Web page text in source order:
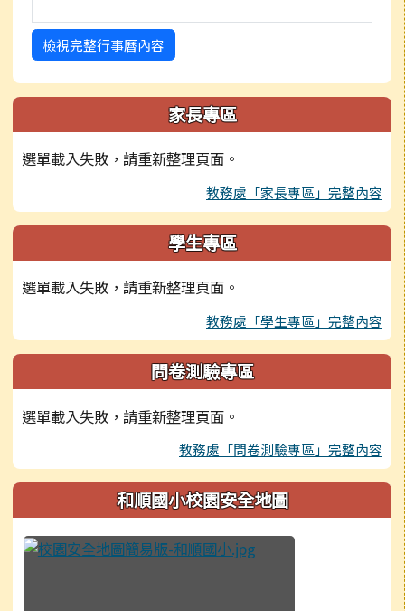
檢視完整行事曆內容
家長專區
選單載入失敗，請重新整理頁面。
教務處「家長專區」完整內容
學生專區
選單載入失敗，請重新整理頁面。
教務處「學生專區」完整內容
問卷測驗專區
選單載入失敗，請重新整理頁面。
教務處「問卷測驗專區」完整內容
和順國小校園安全地圖